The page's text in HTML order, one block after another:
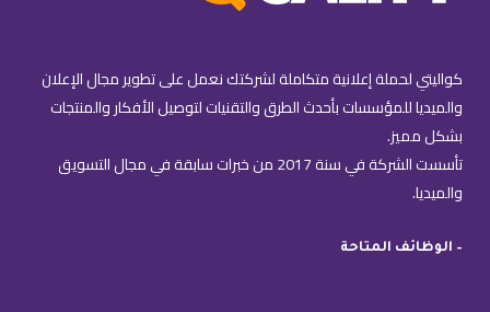
كواليتي لحملة إعلانية متكاملة لشركتك نعمل على تطوير مجال الإعلان
والميديا للمؤسسات بأحدث الطرق والتقنيات لتوصيل الأفكار والمنتجات
بشكل مميز.
تأسست الشركة في سنة 2017 من خبرات سابقة في مجال التسويق
والميديا.
– الوظائف المتاحة